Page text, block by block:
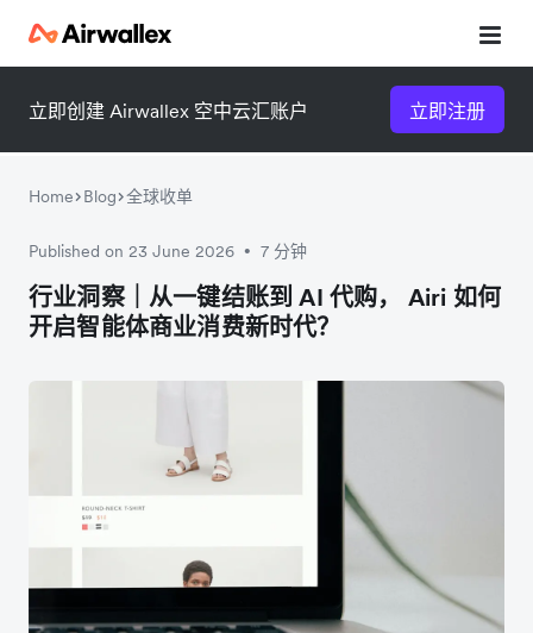
立即创建 Airwallex 空中云汇账户 立即注册
Home Blog 全球收单
Published on 23 June 2026 • 7 分钟
行业洞察｜从一键结账到 AI 代购， Airi 如何
开启智能体商业消费新时代？
微信扫一扫，点击手机右上角
分享
微信扫一扫，点击手机右上角
分享